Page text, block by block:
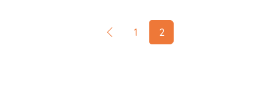
1 2